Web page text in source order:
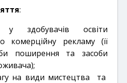
:
у здобувачів освіти
комерційну рекламу (її
поширення та засоби
на види мистецтва та